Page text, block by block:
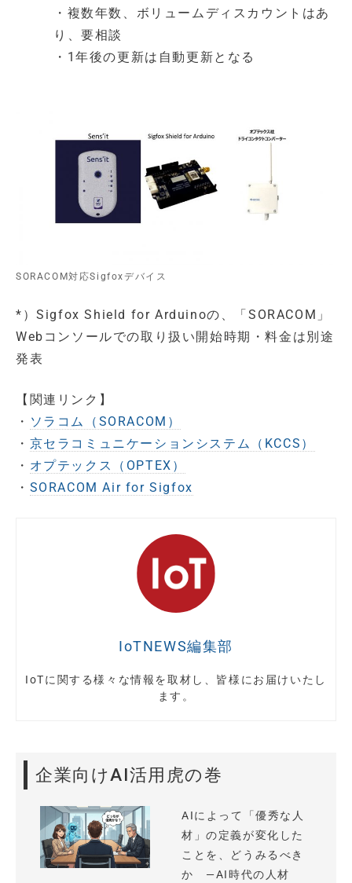
・複数年数、ボリュームディスカウントはあ
り、要相談
・1年後の更新は自動更新となる
SORACOM対応Sigfoxデバイス
*）Sigfox Shield for Arduinoの、「SORACOM」
Webコンソールでの取り扱い開始時期・料金は別途
発表
【関連リンク】
・ ソラコム（SORACOM）
・ 京セラコミュニケーションシステム（KCCS）
・ オプテックス（OPTEX）
・ SORACOM Air for Sigfox
IoTNEWS編集部
IoTに関する様々な情報を取材し、皆様にお届けいたし
ます。
企業向けAI活用虎の巻
AIによって「優秀な人
材」の定義が変化した
ことを、どうみるべき
か —AI時代の人材